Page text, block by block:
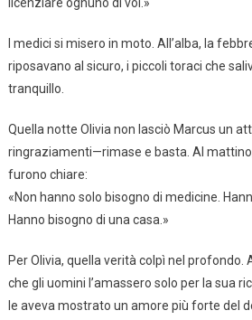
I medici si misero in moto. All’alba, la
riposavano al sicuro, i piccoli toraci che
tranquillo.
Quella notte Olivia non lasciò Marcus un
ringraziamenti—rimase e basta. Al
furono chiare:
«Non hanno solo bisogno di medicine.
Hanno bisogno di una casa.»
Per Olivia, quella verità colpì nel
che gli uomini l’amassero solo per la sua
le aveva mostrato un amore più forte del